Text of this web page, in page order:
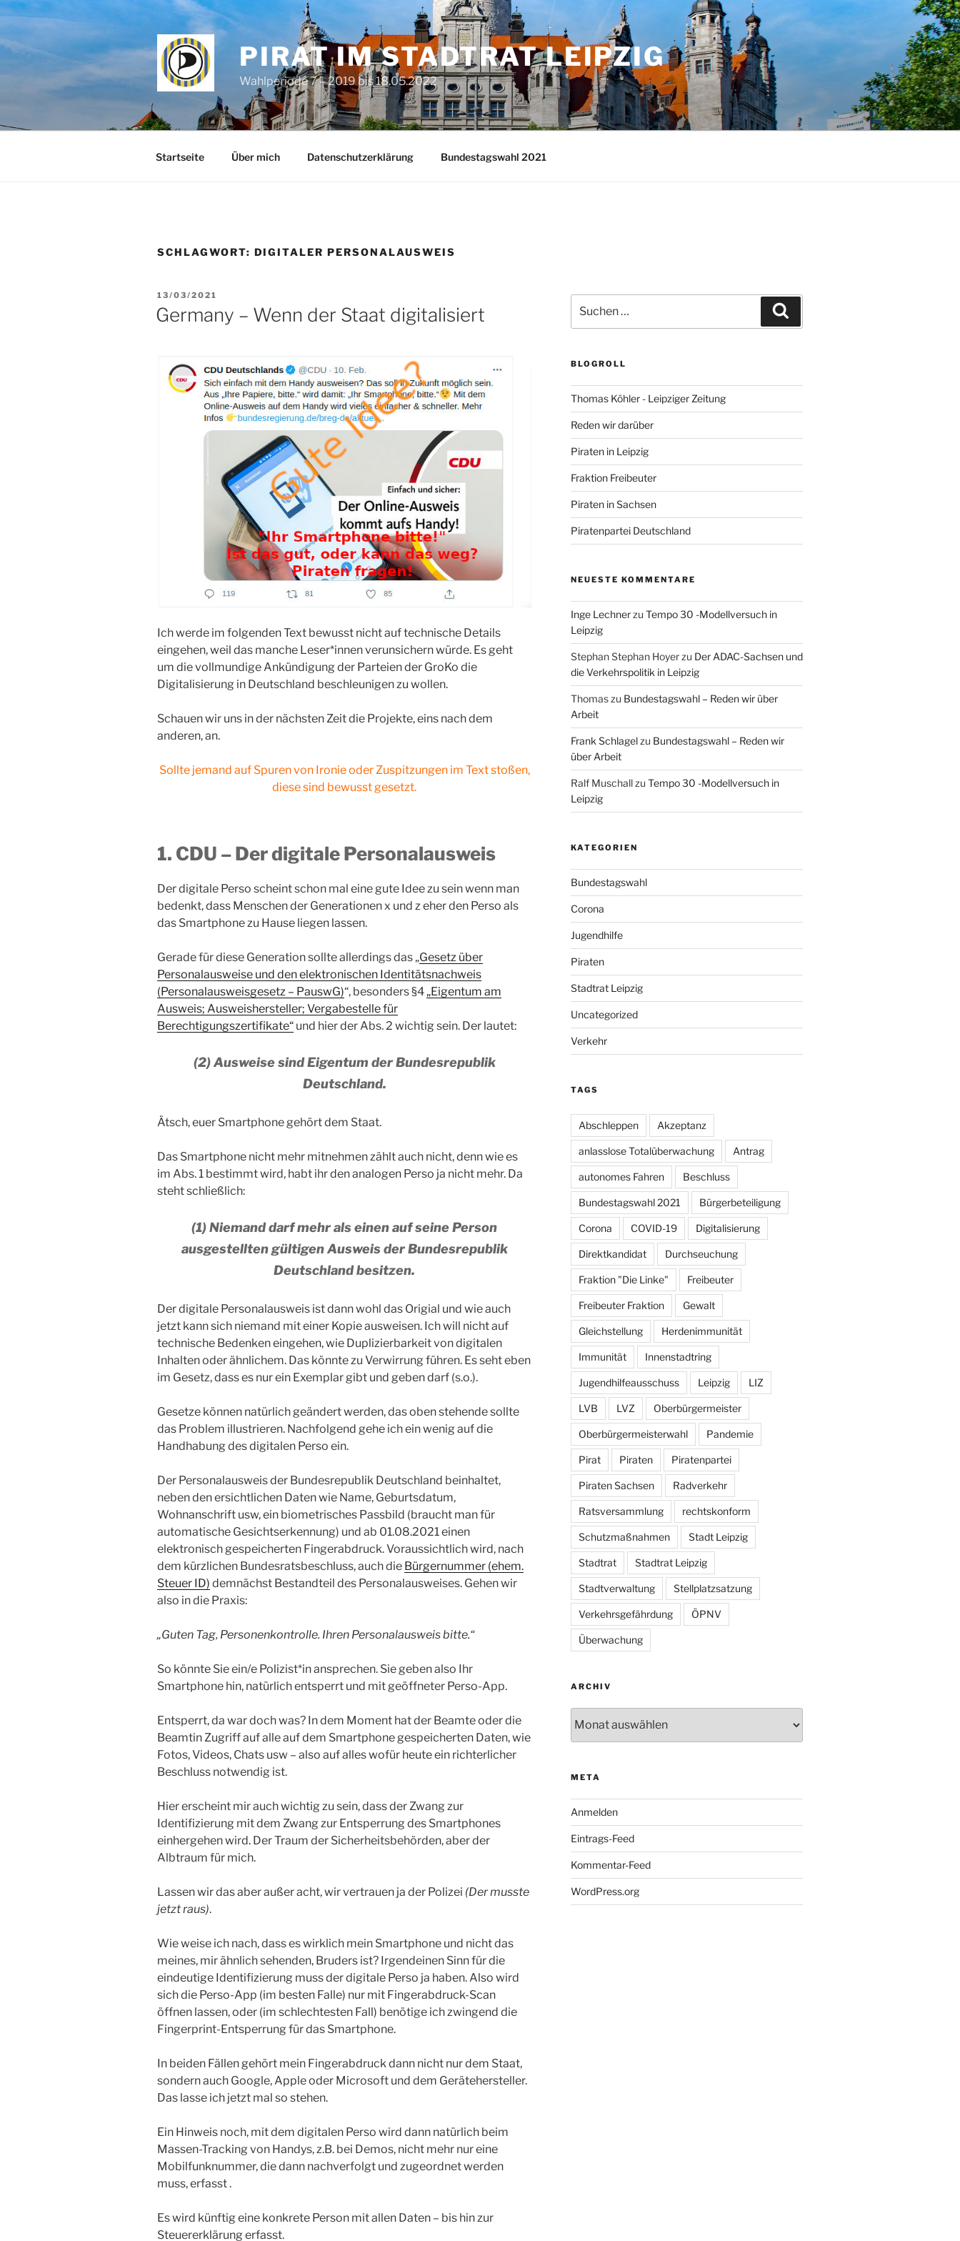
Zum
springen
PIRAT IM STADTRAT LEIPZIG
Wahlperiode 7 – 2019 bis 18.05.2022
Startseite Über mich Datenschutzerklärung Bundestagswahl 2021
SCHLAGWORT: DIGITALER PERSONALAUSWEIS
VERÖFFENTLICHT
AM
13/03/2021
Germany – Wenn der Staat digitalisiert
Ich werde im folgenden Text bewusst nicht auf technische Details
eingehen, weil das manche Leser*innen verunsichern würde. Es geht
um die vollmundige Ankündigung der Parteien der GroKo die
Digitalisierung in Deutschland beschleunigen zu wollen.
Schauen wir uns in der nächsten Zeit die Projekte, eins nach dem
anderen, an.
Sollte jemand auf Spuren von Ironie oder Zuspitzungen im Text stoßen,
diese sind bewusst gesetzt.
1. CDU – Der digitale Personalausweis
Der digitale Perso scheint schon mal eine gute Idee zu sein wenn man
bedenkt, dass Menschen der Generationen x und z eher den Perso als
das Smartphone zu Hause liegen lassen.
Gerade für diese Generation sollte allerdings das „Gesetz über
Personalausweise und den elektronischen Identitätsnachweis
(Personalausweisgesetz – PauswG)“, besonders §4 „Eigentum am
Ausweis; Ausweishersteller; Vergabestelle für
Berechtigungszertifikate“ und hier der Abs. 2 wichtig sein. Der lautet:
(2) Ausweise sind Eigentum der Bundesrepublik
Deutschland.
Ätsch, euer Smartphone gehört dem Staat.
Das Smartphone nicht mehr mitnehmen zählt auch nicht, denn wie es
im Abs. 1 bestimmt wird, habt ihr den analogen Perso ja nicht mehr. Da
steht schließlich:
(1) Niemand darf mehr als einen auf seine Person
ausgestellten gültigen Ausweis der Bundesrepublik
Deutschland besitzen.
Der digitale Personalausweis ist dann wohl das Origial und wie auch
jetzt kann sich niemand mit einer Kopie ausweisen. Ich will nicht auf
technische Bedenken eingehen, wie Duplizierbarkeit von digitalen
Inhalten oder ähnlichem. Das könnte zu Verwirrung führen. Es seht eben
im Gesetz, dass es nur ein Exemplar gibt und geben darf (s.o.).
Gesetze können natürlich geändert werden, das oben stehende sollte
das Problem illustrieren. Nachfolgend gehe ich ein wenig auf die
Handhabung des digitalen Perso ein.
Der Personalausweis der Bundesrepublik Deutschland beinhaltet,
neben den ersichtlichen Daten wie Name, Geburtsdatum,
Wohnanschrift usw, ein biometrisches Passbild (braucht man für
automatische Gesichtserkennung) und ab 01.08.2021 einen
elektronisch gespeicherten Fingerabdruck. Voraussichtlich wird, nach
dem kürzlichen Bundesratsbeschluss, auch die Bürgernummer (ehem.
Steuer ID) demnächst Bestandteil des Personalausweises. Gehen wir
also in die Praxis:
„Guten Tag, Personenkontrolle. Ihren Personalausweis bitte.“
So könnte Sie ein/e Polizist*in ansprechen. Sie geben also Ihr
Smartphone hin, natürlich entsperrt und mit geöffneter Perso-App.
Entsperrt, da war doch was? In dem Moment hat der Beamte oder die
Beamtin Zugriff auf alle auf dem Smartphone gespeicherten Daten, wie
Fotos, Videos, Chats usw – also auf alles wofür heute ein richterlicher
Beschluss notwendig ist.
Hier erscheint mir auch wichtig zu sein, dass der Zwang zur
Identifizierung mit dem Zwang zur Entsperrung des Smartphones
einhergehen wird. Der Traum der Sicherheitsbehörden, aber der
Albtraum für mich.
Lassen wir das aber außer acht, wir vertrauen ja der Polizei (Der musste
jetzt raus).
Wie weise ich nach, dass es wirklich mein Smartphone und nicht das
meines, mir ähnlich sehenden, Bruders ist? Irgendeinen Sinn für die
eindeutige Identifizierung muss der digitale Perso ja haben. Also wird
sich die Perso-App (im besten Falle) nur mit Fingerabdruck-Scan
öffnen lassen, oder (im schlechtesten Fall) benötige ich zwingend die
Fingerprint-Entsperrung für das Smartphone.
In beiden Fällen gehört mein Fingerabdruck dann nicht nur dem Staat,
sondern auch Google, Apple oder Microsoft und dem Gerätehersteller.
Das lasse ich jetzt mal so stehen.
Ein Hinweis noch, mit dem digitalen Perso wird dann natürlich beim
Massen-Tracking von Handys, z.B. bei Demos, nicht mehr nur eine
Mobilfunknummer, die dann nachverfolgt und zugeordnet werden
muss, erfasst .
Es wird künftig eine konkrete Person mit allen Daten – bis hin zur
Steuererklärung erfasst.
nach:
BLOGROLL
Thomas Köhler - Leipziger Zeitung
Reden wir darüber
Piraten in Leipzig
Fraktion Freibeuter
Piraten in Sachsen
Piratenpartei Deutschland
NEUESTE KOMMENTARE
Inge Lechnerzu Tempo 30 -Modellversuch in
Leipzig
Stephan Stephan Hoyerzu Der ADAC-Sachsen und
die Verkehrspolitik in Leipzig
Thomaszu Bundestagswahl – Reden wir über
Arbeit
Frank Schlagelzu Bundestagswahl – Reden wir
über Arbeit
Ralf Muschallzu Tempo 30 -Modellversuch in
Leipzig
KATEGORIEN
Bundestagswahl
Corona
Jugendhilfe
Piraten
Stadtrat Leipzig
Uncategorized
Verkehr
TAGS
Abschleppen Akzeptanz
anlasslose Totalüberwachung Antrag
autonomes Fahren Beschluss
Bundestagswahl 2021 Bürgerbeteiligung
Corona COVID-19 Digitalisierung
Direktkandidat Durchseuchung
Fraktion "Die Linke" Freibeuter
Freibeuter Fraktion Gewalt
Gleichstellung Herdenimmunität
Immunität Innenstadtring
Jugendhilfeausschuss Leipzig LIZ
LVB LVZ Oberbürgermeister
Oberbürgermeisterwahl Pandemie
Pirat Piraten Piratenpartei
Piraten Sachsen Radverkehr
Ratsversammlung rechtskonform
Schutzmaßnahmen Stadt Leipzig
Stadtrat Stadtrat Leipzig
Stadtverwaltung Stellplatzsatzung
Verkehrsgefährdung ÖPNV
Überwachung
ARCHIV
META
Anmelden
Eintrags-Feed
Kommentar-Feed
WordPress.org